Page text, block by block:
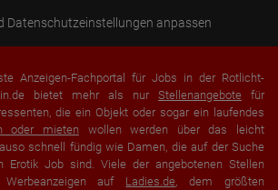
Datenschutzeinstellungen anpassen
Anzeigen-Fachportal für Jobs in der Rotlicht-
bietet mehr als nur Stellenangebote für
die ein Objekt oder sogar ein laufendes
oder mieten wollen werden über das leicht
schnell fündig wie Damen, die auf der Suche
Erotik Job sind. Viele der angebotenen Stellen
auf Ladies.de , dem größten